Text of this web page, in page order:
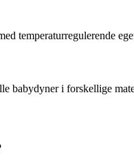
temperaturregulerende
i forskellige